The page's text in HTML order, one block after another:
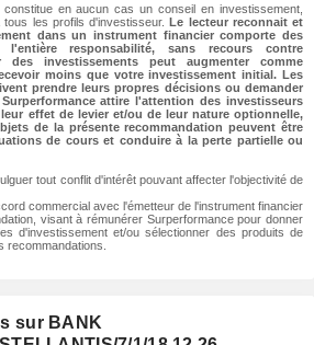
en aucun cas un conseil en investissement,
tous les profils d'investisseur.Le lecteur reconnait et
dans un instrument financier comporte des
responsabilité, sans recours contre
des investissements peut augmenter comme
moins que votre investissement initial. Les
prendre leurs propres décisions ou demander
attire l'attention des investisseurs
effet de levier et/ou de leur nature optionnelle,
de la présente recommandation peuvent être
de cours et conduire à la perte partielle ou
tout conflit d'intérêt pouvant affecter l'objectivité de
commercial avec l'émetteur de l'instrument financier
visant à rémunérer Surperformance pour donner
d'investissement et/ou sélectionner des produits de
recommandations.
sur BANK